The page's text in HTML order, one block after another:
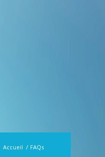
Accueil / FAQs